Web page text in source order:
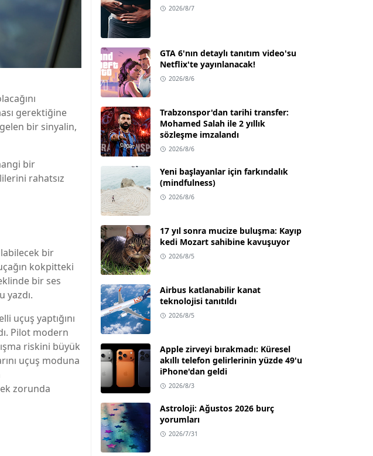
gerektiğine
bir sinyalin,
bir
rahatsız
bir
kokpitteki
bir ses
yazdı.
uçuş yaptığını
Pilot modern
riskini büyük
uçuş moduna
zorunda
2026/8/7
GTA 6'nın detaylı tanıtım video'su
Netflix'te yayınlanacak!
2026/8/6
Trabzonspor'dan tarihi transfer:
Mohamed Salah ile 2 yıllık
sözleşme imzalandı
2026/8/6
Yeni başlayanlar için farkındalık
(mindfulness)
2026/8/6
17 yıl sonra mucize buluşma: Kayıp
kedi Mozart sahibine kavuşuyor
2026/8/5
Airbus katlanabilir kanat
teknolojisi tanıtıldı
2026/8/5
Apple zirveyi bırakmadı: Küresel
akıllı telefon gelirlerinin yüzde 49'u
iPhone'dan geldi
2026/8/3
Astroloji: Ağustos 2026 burç
yorumları
2026/7/31